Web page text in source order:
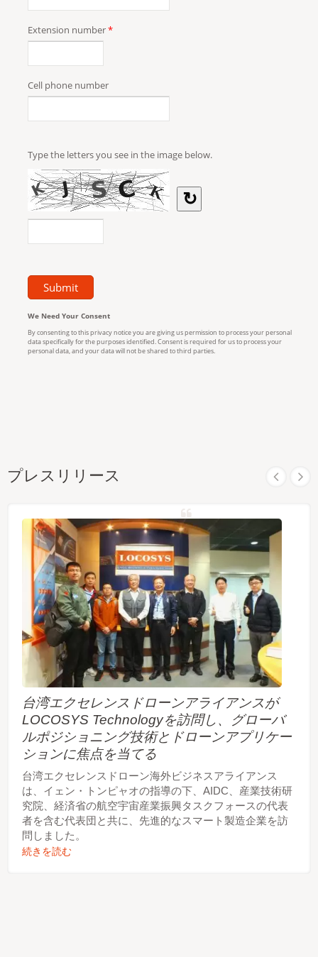
プレスリリース
台湾エクセレンスドローンアライアンスが
LOCOSYS Technologyを訪問し、グローバ
ルポジショニング技術とドローンアプリケー
ションに焦点を当てる
台湾エクセレンスドローン海外ビジネスアライアンス
は、イェン・トンピャオの指導の下、AIDC、産業技術研
究院、経済省の航空宇宙産業振興タスクフォースの代表
者を含む代表団と共に、先進的なスマート製造企業を訪
問しました。
続きを読む